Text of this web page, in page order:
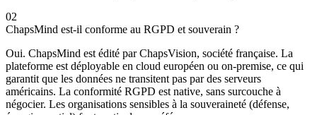
02
ChapsMind est-il conforme au RGPD et souverain ?
Oui. ChapsMind est édité par ChapsVision, société française. La
plateforme est déployable en cloud européen ou on-premise, ce qui
garantit que les données ne transitent pas par des serveurs
américains. La conformité RGPD est native, sans surcouche à
négocier. Les organisations sensibles à la souveraineté (défense,